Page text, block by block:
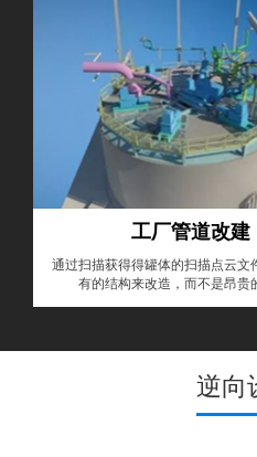
工厂管道改建
通过扫描获得得罐体的扫描点云文
有的结构来改造，而不是昂贵
逆向